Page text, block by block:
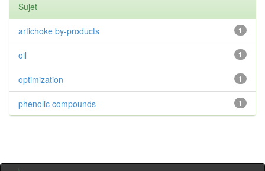
Sujet
1
artichoke by-products
1
oil
1
optimization
1
phenolic compounds